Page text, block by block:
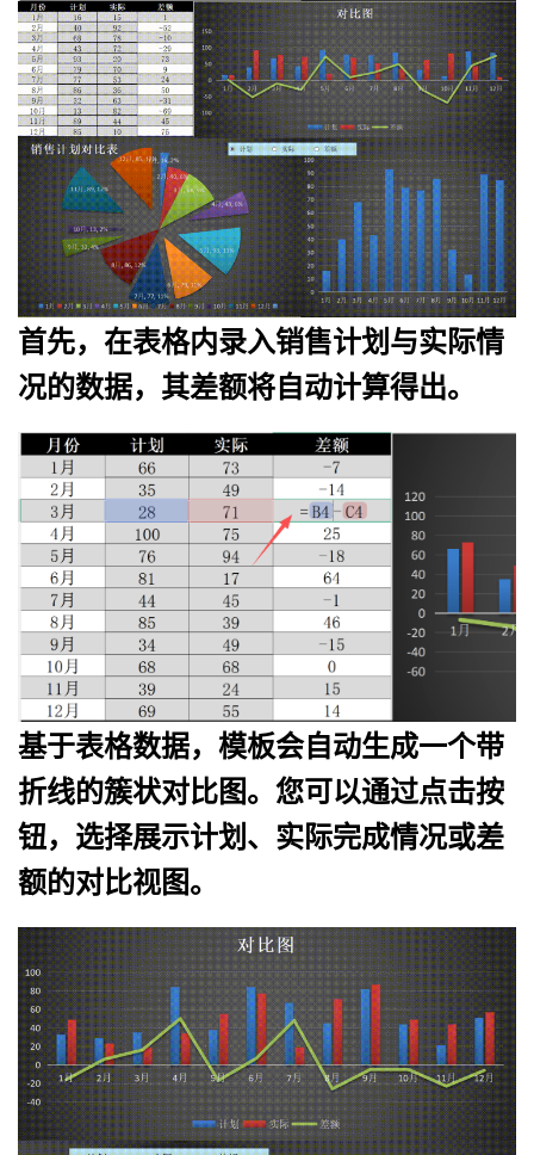
首先，在表格内录入销售计划与实际情
况的数据，其差额将自动计算得出。
基于表格数据，模板会自动生成一个带
折线的簇状对比图。您可以通过点击按
钮，选择展示计划、实际完成情况或差
额的对比视图。